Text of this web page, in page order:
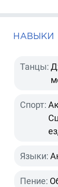
НАВЫКИ
Танцы:
Спорт:
Языки:
Пение: